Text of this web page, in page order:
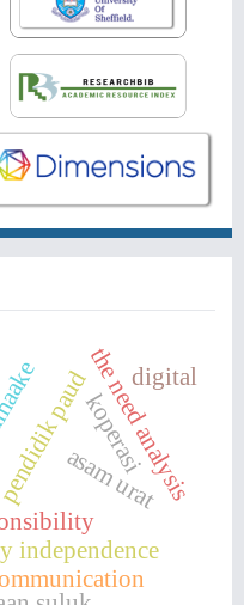
paud
independence
the need analysis
asam urat
digital
koperasi